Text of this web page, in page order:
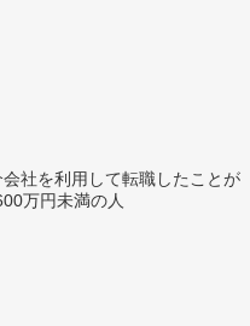
社を利用して転職したことが
万円未満の人